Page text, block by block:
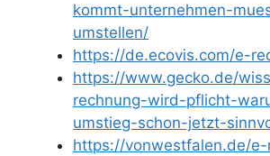
kommt-unternehmen-
umstellen/
https://de.ecovis.com/e-
https://www.gecko.de/
rechnung-wird-pflicht-
umstieg-schon-jetzt-
https://vonwestfalen.de/e-